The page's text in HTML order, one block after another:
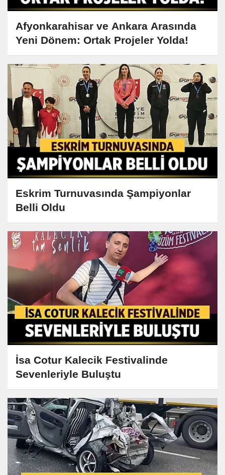
Afyonkarahisar ve Ankara Arasında
Yeni Dönem: Ortak Projeler Yolda!
Eskrim Turnuvasında Şampiyonlar
Belli Oldu
İsa Cotur Kalecik Festivalinde
Sevenleriyle Buluştu